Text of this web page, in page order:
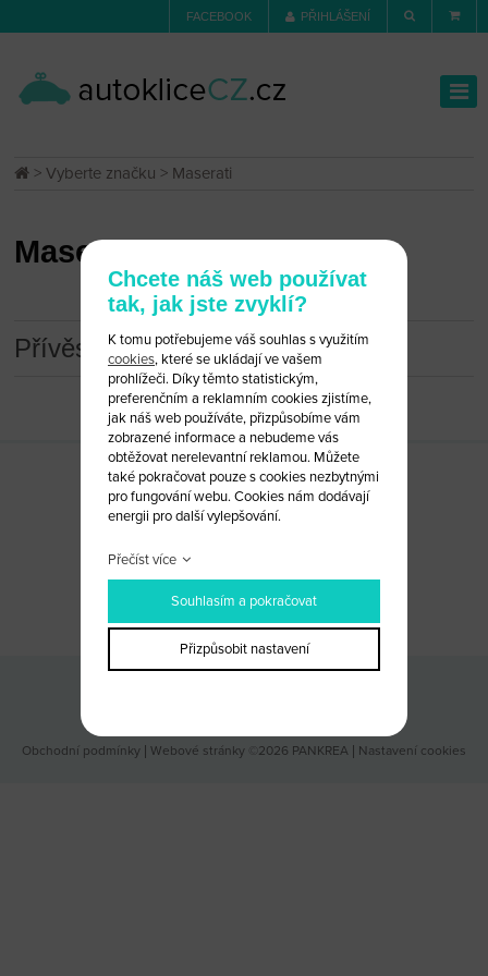
FACEBOOK PŘIHLÁŠENÍ
>Vyberte značku > Maserati
Maserati
Přívěsky
Obchodní podmínky Webové stránky ©2026 PANKREA Nastavení cookies
Chcete náš web používat
tak, jak jste zvyklí?
K tomu potřebujeme váš souhlas s využitím
cookies, které se ukládají ve vašem
prohlížeči. Díky těmto statistickým,
preferenčním a reklamním cookies zjistíme,
jak náš web používáte, přizpůsobíme vám
zobrazené informace a nebudeme vás
obtěžovat nerelevantní reklamou. Můžete
také pokračovat pouze s cookies nezbytnými
pro fungování webu. Cookies nám dodávají
energii pro další vylepšování.
Přečíst více
Souhlasím a pokračovat
Přizpůsobit nastavení